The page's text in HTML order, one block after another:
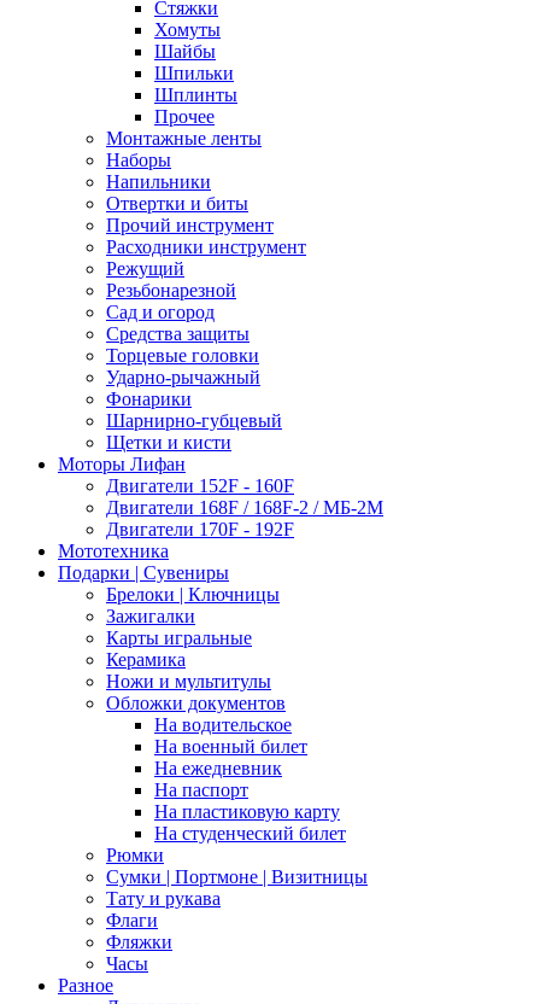
Стяжки
Хомуты
Шайбы
Шпильки
Шплинты
Прочее
Монтажные ленты
Наборы
Напильники
Отвертки и биты
Прочий инструмент
Расходники инструмент
Режущий
Резьбонарезной
Сад и огород
Средства защиты
Торцевые головки
Ударно-рычажный
Фонарики
Шарнирно-губцевый
Щетки и кисти
Моторы Лифан
Двигатели 152F - 160F
Двигатели 168F / 168F-2 / МБ-2М
Двигатели 170F - 192F
Мототехника
Подарки | Сувениры
Брелоки | Ключницы
Зажигалки
Карты игральные
Керамика
Ножи и мультитулы
Обложки документов
На водительское
На военный билет
На ежедневник
На паспорт
На пластиковую карту
На студенческий билет
Рюмки
Сумки | Портмоне | Визитницы
Тату и рукава
Флаги
Фляжки
Часы
Разное